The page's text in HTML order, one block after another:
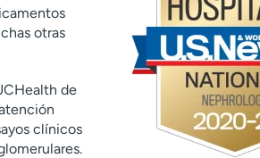
otras
de
clínicos